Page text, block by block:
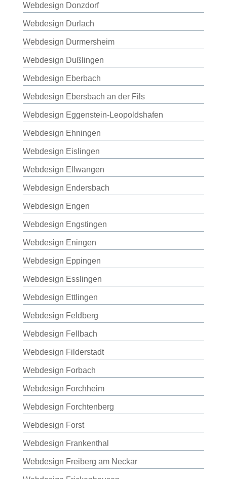
Webdesign Donzdorf
Webdesign Durlach
Webdesign Durmersheim
Webdesign Dußlingen
Webdesign Eberbach
Webdesign Ebersbach an der Fils
Webdesign Eggenstein-Leopoldshafen
Webdesign Ehningen
Webdesign Eislingen
Webdesign Ellwangen
Webdesign Endersbach
Webdesign Engen
Webdesign Engstingen
Webdesign Eningen
Webdesign Eppingen
Webdesign Esslingen
Webdesign Ettlingen
Webdesign Feldberg
Webdesign Fellbach
Webdesign Filderstadt
Webdesign Forbach
Webdesign Forchheim
Webdesign Forchtenberg
Webdesign Forst
Webdesign Frankenthal
Webdesign Freiberg am Neckar